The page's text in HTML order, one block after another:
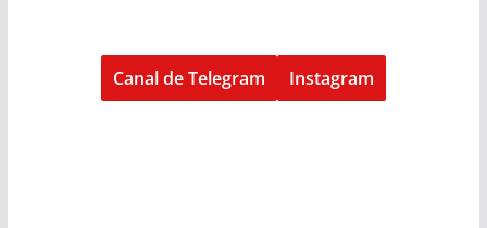
Canal de Telegram Instagram